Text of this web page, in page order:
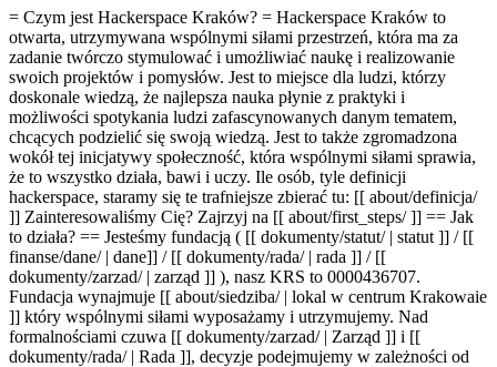
= Czym jest Hackerspace Kraków? = Hackerspace Kraków to
otwarta, utrzymywana wspólnymi siłami przestrzeń, która ma za
zadanie twórczo stymulować i umożliwiać naukę i realizowanie
swoich projektów i pomysłów. Jest to miejsce dla ludzi, którzy
doskonale wiedzą, że najlepsza nauka płynie z praktyki i
możliwości spotykania ludzi zafascynowanych danym tematem,
chcących podzielić się swoją wiedzą. Jest to także zgromadzona
wokół tej inicjatywy społeczność, która wspólnymi siłami sprawia,
że to wszystko działa, bawi i uczy. Ile osób, tyle definicji
hackerspace, staramy się te trafniejsze zbierać tu: [[ about/definicja/
]] Zainteresowaliśmy Cię? Zajrzyj na [[ about/first_steps/ ]] == Jak
to działa? == Jesteśmy fundacją ( [[ dokumenty/statut/ | statut ]] / [[
finanse/dane/ | dane]] / [[ dokumenty/rada/ | rada ]] / [[
dokumenty/zarzad/ | zarząd ]] ), nasz KRS to 0000436707.
Fundacja wynajmuje [[ about/siedziba/ | lokal w centrum Krakowaie
]] który wspólnymi siłami wyposażamy i utrzymujemy. Nad
formalnościami czuwa [[ dokumenty/zarzad/ | Zarząd ]] i [[
dokumenty/rada/ | Rada ]], decyzje podejmujemy w zależności od